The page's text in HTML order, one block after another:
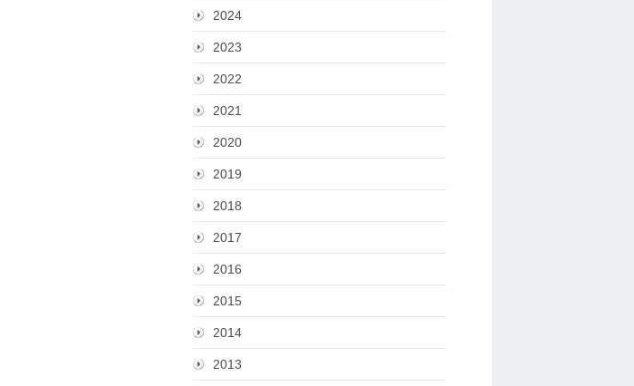
2024
2023
2022
2021
2020
2019
2018
2017
2016
2015
2014
2013